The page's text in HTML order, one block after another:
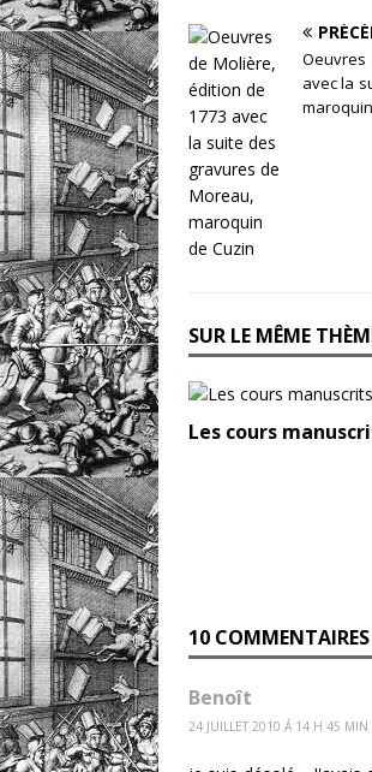
avec la
SUR LE MÊME
Les cours
10 COMMENTAIRES
Benoît
24 JUILLET 2010 Á 14 H 45 MIN